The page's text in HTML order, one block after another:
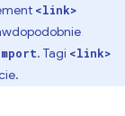
<link>
. Tagi <link>